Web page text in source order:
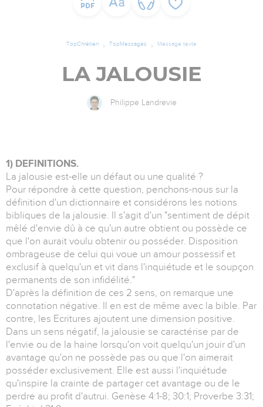
TopChrétien TopMessages Message texte
LA JALOUSIE
Philippe Landrevie
1) DEFINITIONS.
La jalousie est-elle un défaut ou une qualité ?
Pour répondre à cette question, penchons-nous sur la
définition d'un dictionnaire et considérons les notions
bibliques de la jalousie. Il s'agit d'un "sentiment de dépit
mêlé d'envie dû à ce qu'un autre obtient ou possède ce
que l'on aurait voulu obtenir ou posséder. Disposition
ombrageuse de celui qui voue un amour possessif et
exclusif à quelqu'un et vit dans l'inquiétude et le soupçon
permanents de son infidélité."
D'après la définition de ces 2 sens, on remarque une
connotation négative. Il en est de même avec la bible. Par
contre, les Ecritures ajoutent une dimension positive.
Dans un sens négatif, la jalousie se caractérise par de
l'envie ou de la haine lorsqu'on voit quelqu'un jouir d'un
avantage qu'on ne possède pas ou que l'on aimerait
posséder exclusivement. Elle est aussi l'inquiétude
qu'inspire la crainte de partager cet avantage ou de le
perdre au profit d'autrui. Genèse 4:1-8; 30:1; Proverbe 3:31;